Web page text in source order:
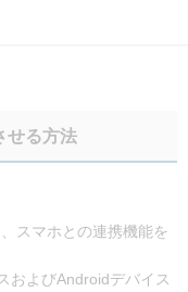
せる方法
スマホとの連携機能を
およびAndroidデバイス